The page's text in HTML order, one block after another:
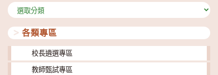
分
類
各類專區
校長遴選專區
教師甄試專區